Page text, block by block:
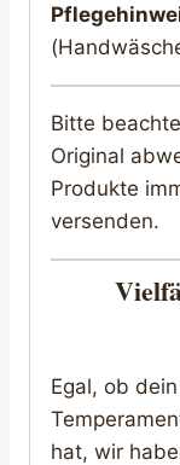
Bitte
Original
Produkte
versenden.
Egal, ob dein
hat, wir